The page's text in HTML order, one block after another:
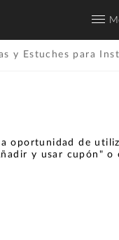
y Estuches para
oportunidad de
y usar cupón" o